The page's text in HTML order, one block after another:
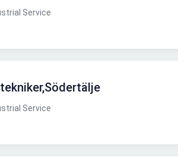
Service
Service